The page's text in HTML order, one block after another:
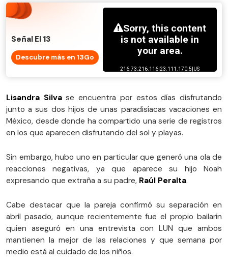
Señal El 13
Descubre más en 13Go
Lisandra Silvase encuentra por estos días disfrutando
junto a sus dos hijos de unas paradisíacas vacaciones en
México, desde donde ha compartido una serie de registros
en los que aparecen disfrutando del sol y playas.
Sin embargo, hubo uno en particular que generó una ola de
reacciones negativas, ya que aparece su hijo Noah
expresando que extraña a su padre, Raúl Peralta.
Cabe destacar que la pareja confirmó su separación en
abril pasado, aunque recientemente fue el propio bailarín
quien aseguró en una entrevista con LUN que ambos
mantienen la mejor de las relaciones y que semana por
medio está al cuidado de los niños.